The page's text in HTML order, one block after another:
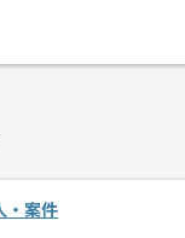
も多数あり、
ますが、詳細設計以
定しておりますので、
・案件